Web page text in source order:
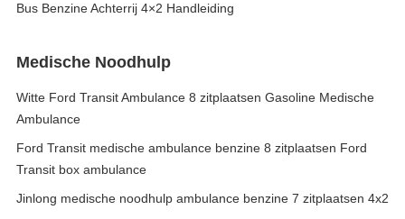
Bus Benzine Achterrij 4×2 Handleiding
Medische Noodhulp
Witte Ford Transit Ambulance 8 zitplaatsen Gasoline Medische
Ambulance
Ford Transit medische ambulance benzine 8 zitplaatsen Ford
Transit box ambulance
Jinlong medische noodhulp ambulance benzine 7 zitplaatsen 4x2